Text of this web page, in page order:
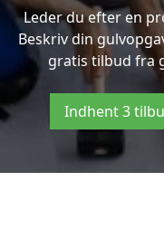
Leder du efter en
Beskriv din
gratis tilbud fra
Indhent 3